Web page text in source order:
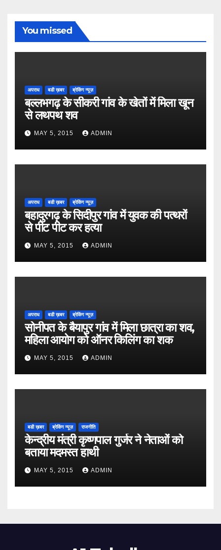
You missed
अपराध बडी ख़बर ब्रेकिंग न्यूज़
बल्लभगढ़ के सीकरी गांव के खेतों में मिला खून
से लथपथ शव
MAY 5, 2015 ADMIN
अपराध बडी ख़बर ब्रेकिंग न्यूज़
बहादुरगढ़ के सिदीपुर गांव में युवक की पत्थरों
से पीट पीट कर हत्या
MAY 5, 2015 ADMIN
अपराध बडी ख़बर ब्रेकिंग न्यूज़
सोनीपत के बैयापुर गांव में मिला छात्रा का शव,
महिला आयोग को ऑनर किलिंग का शक
MAY 5, 2015 ADMIN
बडी ख़बर ब्रेकिंग न्यूज़ राजनीति
केन्द्रीय मंत्री कृष्णपाल गुर्जर ने नेताओं को
बताया मदमस्त हाथी
MAY 5, 2015 ADMIN